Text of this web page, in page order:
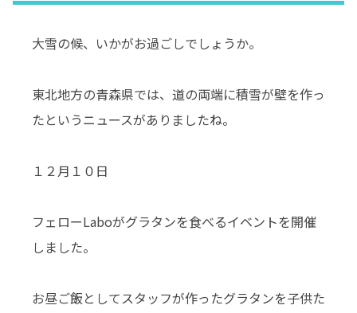
大雪の候、いかがお過ごしでしょうか。
東北地方の青森県では、道の両端に積雪が壁を作っ
たというニュースがありましたね。
１２月１０日
フェローLaboがグラタンを食べるイベントを開催
しました。
お昼ご飯としてスタッフが作ったグラタンを子供た